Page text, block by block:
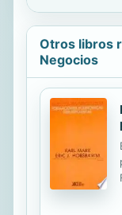
Otros libros
Negocios